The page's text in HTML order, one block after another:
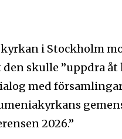
i Stockholm
den skulle ”uppdra
med
2026.”